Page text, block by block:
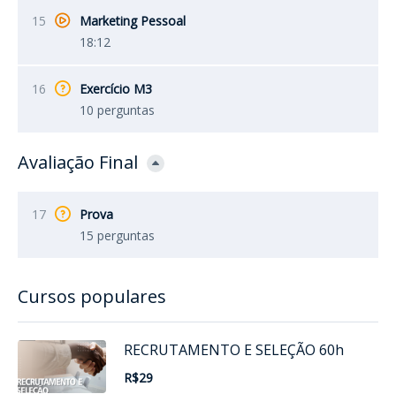
15
Marketing Pessoal
18:12
16
Exercício M3
10 perguntas
Avaliação Final
17
Prova
15 perguntas
Cursos populares
RECRUTAMENTO E SELEÇÃO 60h
R$29